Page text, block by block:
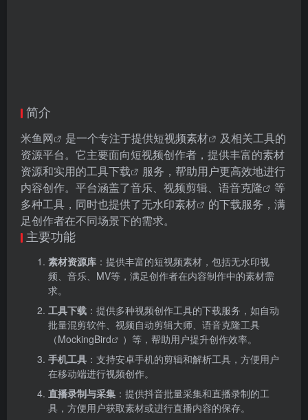
简介
米鱼网 是一个专注于提供短视频素材
及相关工具的
资源平台。它主要面向短视频创作者，提供丰富的素材
资源和实用的工具下载
服务，帮助用户更高效地进行
内容创作。平台涵盖了音乐、视频剪辑、 语音克隆
等
多种工具，同时也提供了无水印素材
的下载服务，满
足创作者在不同场景下的需求。
主要功能
素材资源库 ：提供丰富的短视频素材，包括无水印视
频、音乐、MV等，满足创作者在内容制作中的素材需
求。
工具下载 ：提供多种视频创作工具的下载服务，如自动
批量混剪软件、视频自动剪辑大师、语音克隆工具
（MockingBird
）等，帮助用户提升创作效率。
手机工具 ：支持安卓手机的剪辑和解析工具，方便用户
在移动端进行视频创作。
直播录制与采集 ：提供抖音批量采集和直播录制的工
具，方便用户获取素材或进行直播内容的保存。